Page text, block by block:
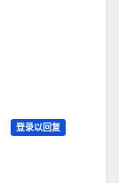
登录以回复